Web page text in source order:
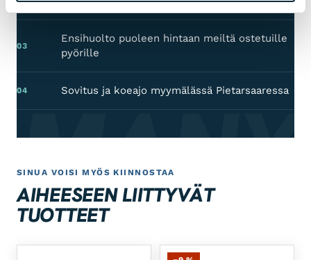
03
Ensihuolto puoleen hintaan meiltä ostetuille
pyörille
04 Sovitus ja koeajo myymälässä Pietarsaaressa
SINUA VOISI MYÖS KIINNOSTAA
AIHEESEEN LIITTYVÄT
TUOTTEET